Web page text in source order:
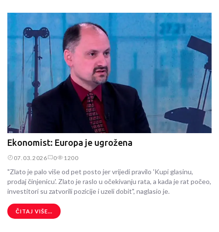
Ekonomist: Europa je ugrožena
07.03.2026 0 1200
"Zlato je palo više od pet posto jer vrijedi pravilo 'Kupi glasinu,
prodaj činjenicu'. Zlato je raslo u očekivanju rata, a kada je rat počeo,
investitori su zatvorili pozicije i uzeli dobit", naglasio je.
ČITAJ VIŠE...